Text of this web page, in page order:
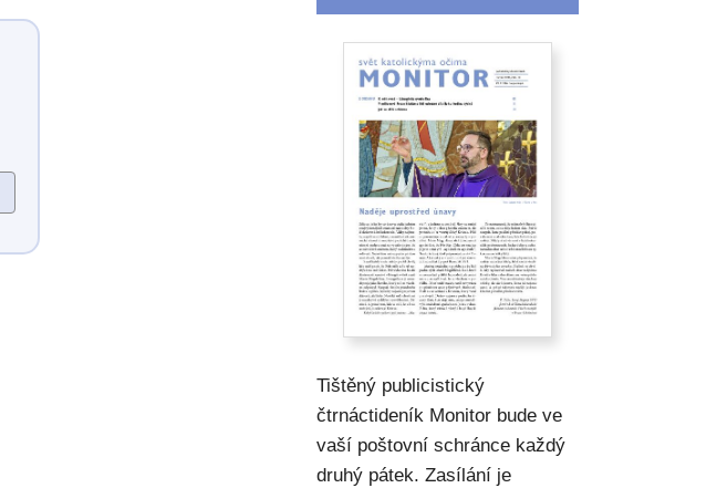
Tištěný publicistický
čtrnáctideník Monitor bude ve
vaší poštovní schránce každý
druhý pátek. Zasílání je